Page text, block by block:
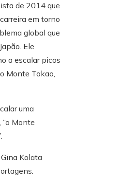
de 2014 que
em torno
global que
Ele
a escalar picos
Monte Takao,
uma
“o Monte
Kolata